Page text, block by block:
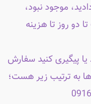
موجود نبود،
دو روز تا هزینه
یا پیگیری کنید سفارش
به ترتیب زیر هست؛